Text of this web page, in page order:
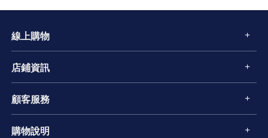
線上購物
店鋪資訊
顧客服務
購物說明